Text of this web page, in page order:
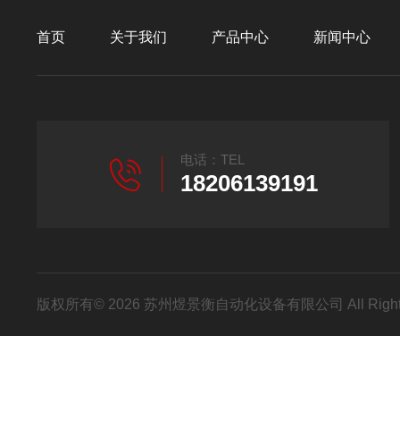
首页
关于我们 产品中心 新闻中心
电话：TEL
18206139191
版权所有© 2026 苏州煜景衡自动化设备有限公司 All